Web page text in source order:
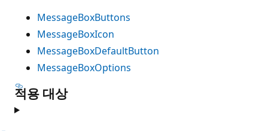
MessageBoxButtons
MessageBoxIcon
MessageBoxDefaultButton
MessageBoxOptions
적용 대상